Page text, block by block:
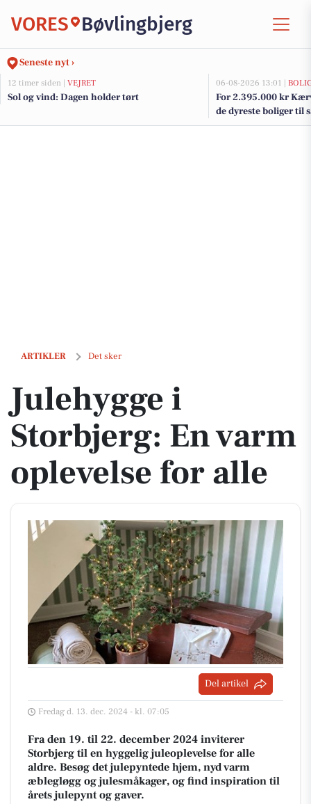
VORES Bøvlingbjerg
Seneste nyt ›
12 timer siden | VEJRET
Sol og vind: Dagen holder tørt
06-08-2026 13:01 |
For 2.395.000 kr
de dyreste boliger til
ARTIKLER Det sker
Julehygge i Storbjerg: En varm oplevelse for alle
Julehygge i
Storbjerg: En varm
oplevelse for alle
Del artikel
Fredag d. 13. dec. 2024 - kl. 07:05
Fra den 19. til 22. december 2024 inviterer
Storbjerg til en hyggelig juleoplevelse for alle
aldre. Besøg det julepyntede hjem, nyd varm
æblegløgg og julesmåkager, og find inspiration til
årets julepynt og gaver.